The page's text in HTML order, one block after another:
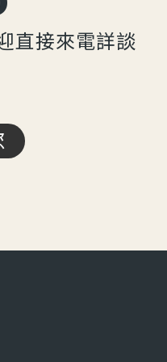
直接來電詳談